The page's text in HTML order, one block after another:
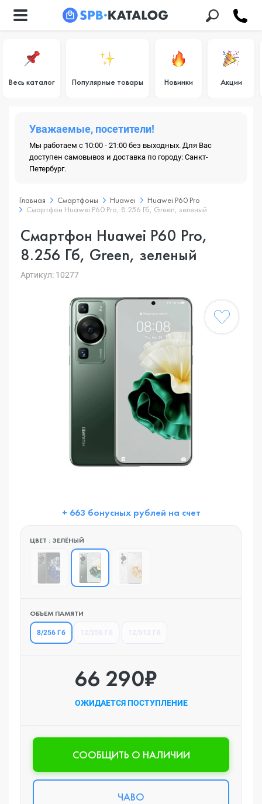
Весь каталог Популярные товары Новинки Акции
Уважаемые, посетители!
Мы работаем с 10:00 - 21:00 без выходных. Для Вас
доступен самовывоз и доставка по городу: Санкт-
Петербург.
Главная Смартфоны Huawei
Huawei P60 Pro
Смартфон Huawei P60 Pro, 8.256 Гб, Green, зеленый
Смартфон Huawei P60 Pro,
8.256 Гб, Green, зеленый
Артикул: 10277
+ 663 бонусных рублей на счет
ЦВЕТ : ЗЕЛЁНЫЙ
ОБЪЕМ ПАМЯТИ
8/256 Гб
66 290₽
ОЖИДАЕТСЯ ПОСТУПЛЕНИЕ
CООБЩИТЬ О НАЛИЧИИ
ЧАВО